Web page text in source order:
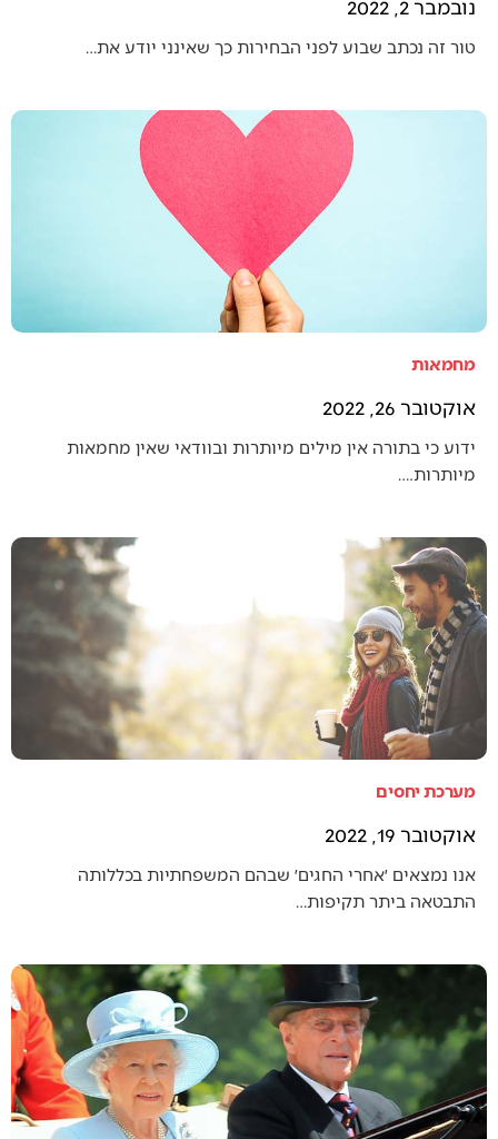
נובמבר 2, 2022
טור זה נכתב שבוע לפני הבחירות כך שאינני יודע את…
מחמאות
אוקטובר 26, 2022
ידוע כי בתורה אין מילים מיותרות ובוודאי שאין מחמאות
מיותרות.…
מערכת יחסים
אוקטובר 19, 2022
אנו נמצאים ׳אחרי החגים׳ שבהם המשפחתיות בכללותה
התבטאה ביתר תקיפות…